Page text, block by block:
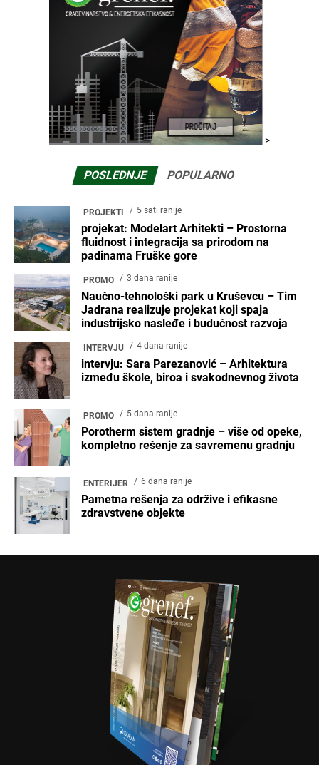
>
POSLEDNJE POPULARNO
PROJEKTI 5 sati ranije
projekat: Modelart Arhitekti – Prostorna
fluidnost i integracija sa prirodom na
padinama Fruške gore
PROMO 3 dana ranije
Naučno-tehnološki park u Kruševcu – Tim
Jadrana realizuje projekat koji spaja
industrijsko nasleđe i budućnost razvoja
INTERVJU 4 dana ranije
intervju: Sara Parezanović – Arhitektura
između škole, biroa i svakodnevnog života
PROMO 5 dana ranije
Porotherm sistem gradnje – više od opeke,
kompletno rešenje za savremenu gradnju
ENTERIJER 6 dana ranije
Pametna rešenja za održive i efikasne
zdravstvene objekte